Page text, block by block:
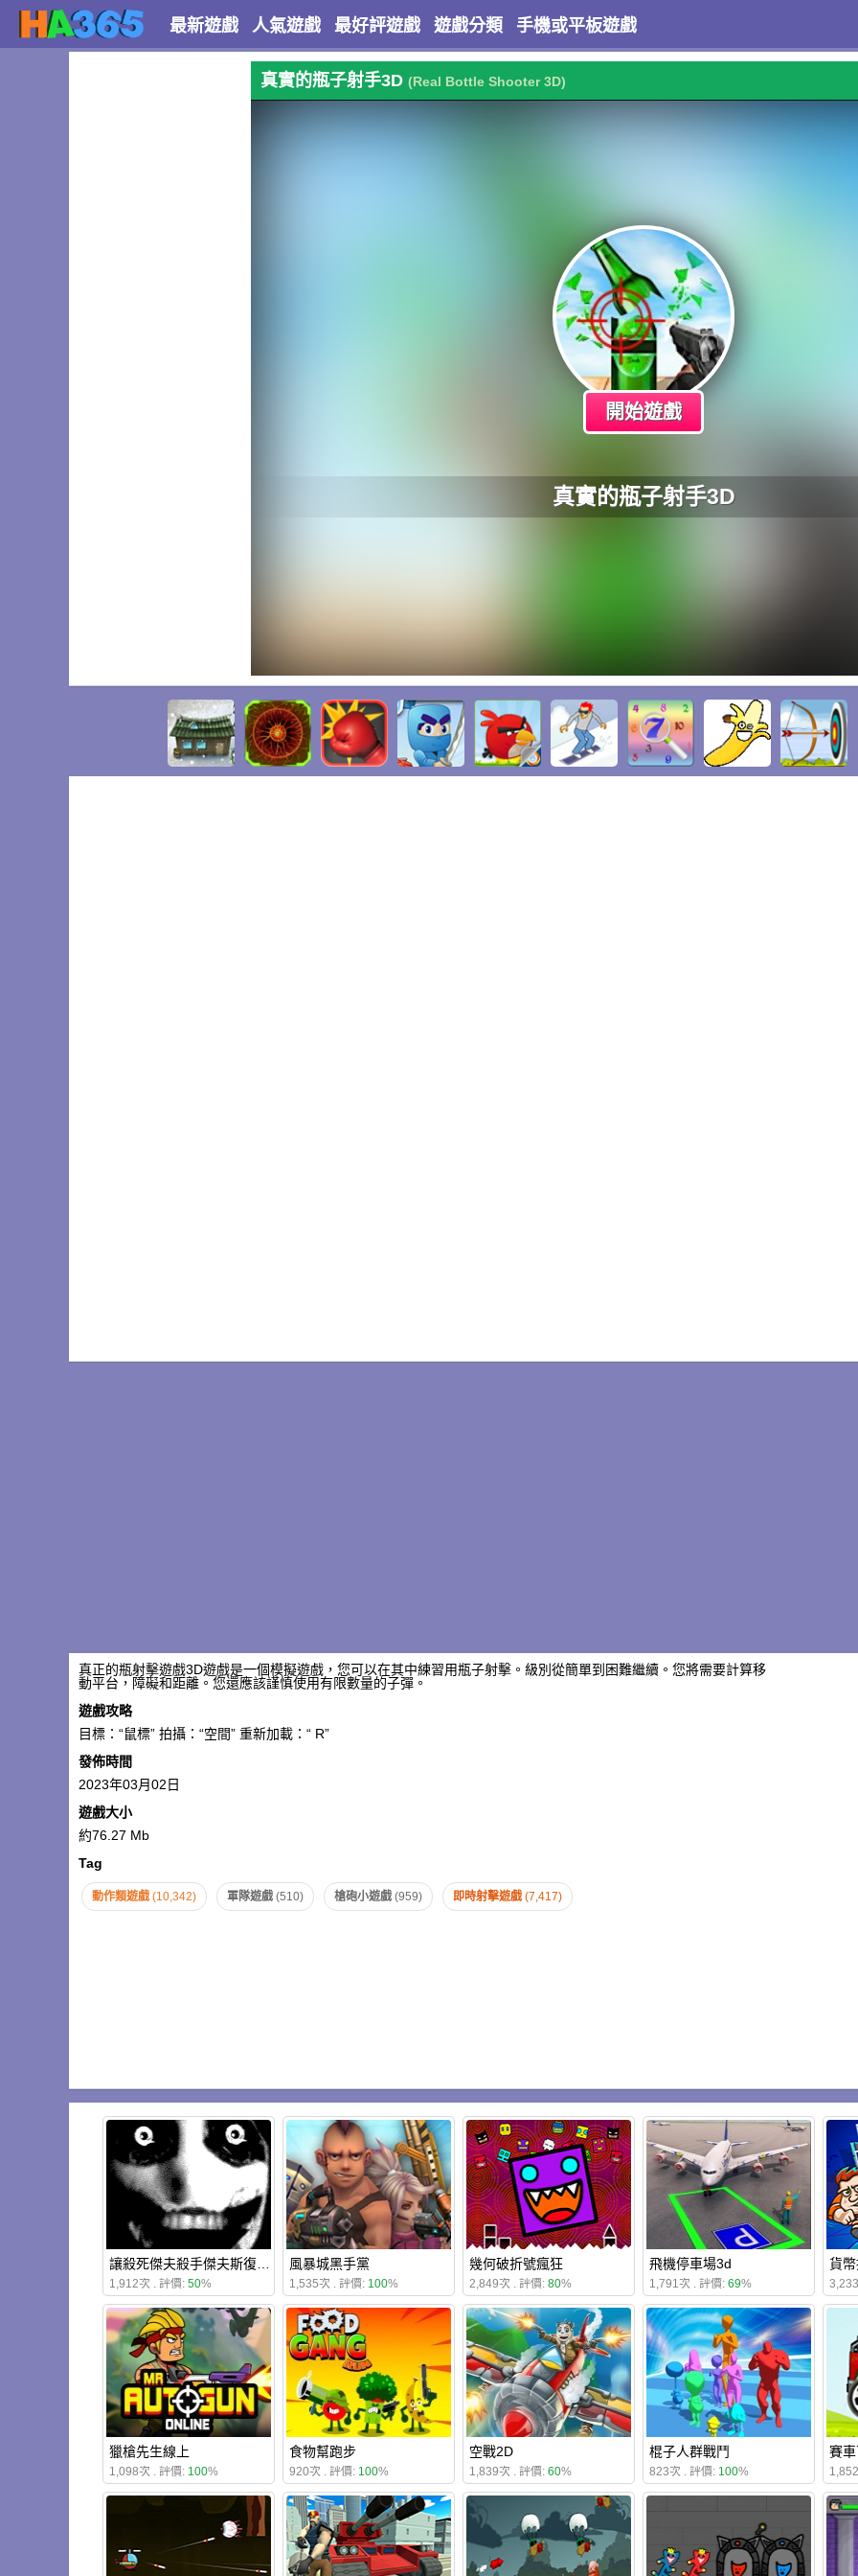
最新遊戲 人氣遊戲 最好評遊戲 遊戲分類 手機或平板遊戲
真實的瓶子射手3D (Real Bottle Shooter 3D)
開始遊戲
真實的瓶子射手3D
真正的瓶射擊遊戲3D遊戲是一個模擬遊戲，您可以在其中練習用瓶子射擊。級別從簡單到困難繼續。您將需要計算移
動平台，障礙和距離。您還應該謹慎使用有限數量的子彈。
遊戲攻略
目標：“鼠標” 拍攝：“空間” 重新加載：“ R”
發佈時間
2023年03月02日
遊戲大小
約76.27 Mb
Tag
動作類遊戲 (10,342) 軍隊遊戲 (510) 槍砲小遊戲 (959) 即時射擊遊戲 (7,417)
1,912次 . 評價: 50%
風暴城黑手黨
1,535次 . 評價: 100%
幾何破折號瘋狂
2,849次 . 評價: 80%
飛機停車場3d
1,791次 . 評價: 69%
貨
獵槍先生線上
1,098次 . 評價: 100%
食物幫跑步
920次 . 評價: 100%
空戰2D
1,839次 . 評價: 60%
棍子人群戰鬥
823次 . 評價: 100%
賽